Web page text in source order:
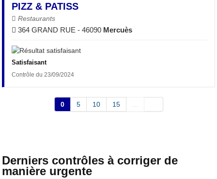
PIZZ & PATISS
Restaurants
364 GRAND RUE - 46090 Mercuès
Satisfaisant
Contrôle du 23/09/2024
0 5 10 15
Derniers contrôles à corriger de
manière urgente